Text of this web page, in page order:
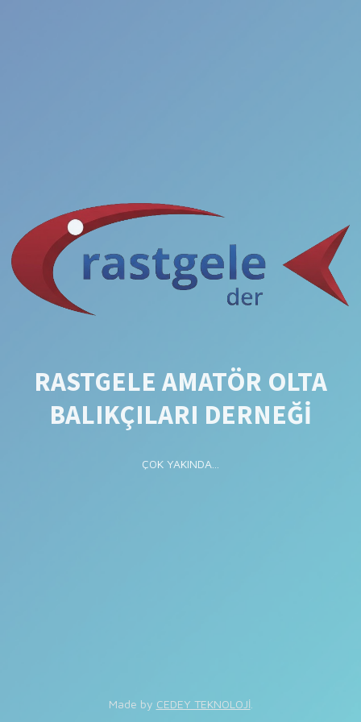
RASTGELE AMATÖR OLTA
BALIKÇILARI DERNEĞİ
ÇOK YAKINDA...
Made by CEDEY TEKNOLOJİ